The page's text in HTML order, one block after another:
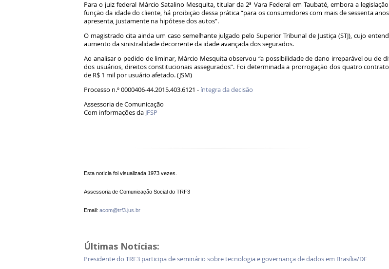
Para o juiz federal Márcio Satalino Mesquita, titular da 2ª Vara Federal em Taubaté, embora a
função da idade do cliente, há proibição dessa prática “para os consumidores com mais de sessenta
apresenta, justamente na hipótese dos autos”.
O magistrado cita ainda um caso semelhante julgado pelo Superior Tribunal de Justiça (STJ), cujo
aumento da sinistralidade decorrente da idade avançada dos segurados.
Ao analisar o pedido de liminar, Márcio Mesquita observou “a possibilidade de dano irreparável ou de
dos usuários, direitos constitucionais assegurados”. Foi determinada a prorrogação dos quatro
de R$ 1 mil por usuário afetado. (JSM)
Processo n.º 0000406-44.2015.403.6121 - íntegra da decisão
Assessoria de Comunicação
Com informações da JFSP
Esta notícia foi visualizada 1973 vezes.
Assessoria de Comunicação Social do TRF3
Email: acom@trf3.jus.br
Últimas Notícias:
Presidente do TRF3 participa de seminário sobre tecnologia e governança de dados em Brasília/DF